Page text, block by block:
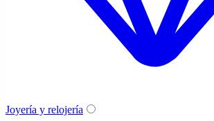
Joyería y relojería